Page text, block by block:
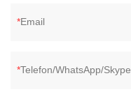
Email
Telefon/WhatsApp/Skype